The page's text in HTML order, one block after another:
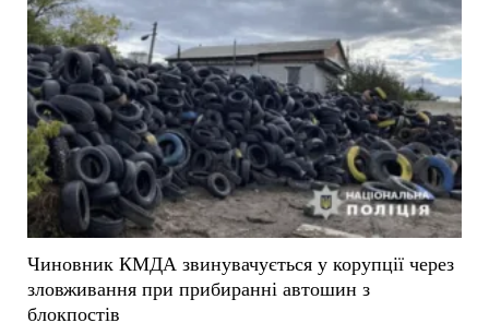
Чиновник КМДА звинувачується у корупції через
зловживання при прибиранні автошин з
блокпостів